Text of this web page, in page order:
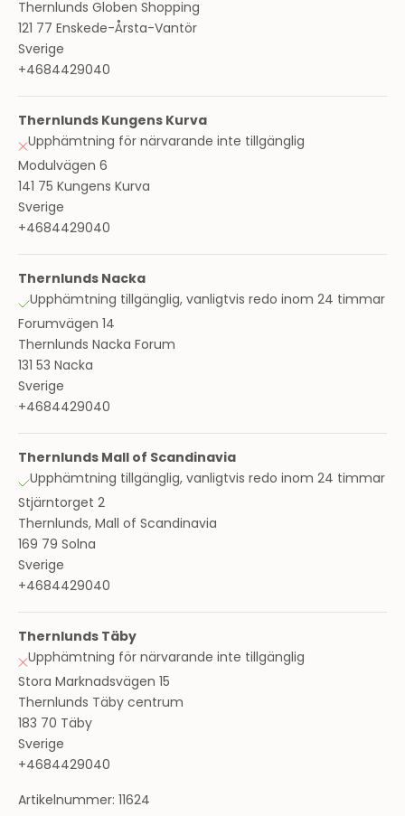
Thernlunds Globen Shopping
121 77 Enskede-Årsta-Vantör
Sverige
+4684429040
Thernlunds Kungens Kurva
Upphämtning för närvarande inte tillgänglig
Modulvägen 6
141 75 Kungens Kurva
Sverige
+4684429040
Thernlunds Nacka
Upphämtning tillgänglig, vanligtvis redo inom 24 timmar
Forumvägen 14
Thernlunds Nacka Forum
131 53 Nacka
Sverige
+4684429040
Thernlunds Mall of Scandinavia
Upphämtning tillgänglig, vanligtvis redo inom 24 timmar
Stjärntorget 2
Thernlunds, Mall of Scandinavia
169 79 Solna
Sverige
+4684429040
Thernlunds Täby
Upphämtning för närvarande inte tillgänglig
Stora Marknadsvägen 15
Thernlunds Täby centrum
183 70 Täby
Sverige
+4684429040
Artikelnummer: 11624